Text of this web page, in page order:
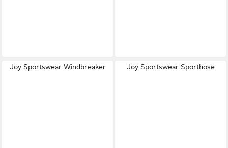
Joy Sportswear Windbreaker Joy Sportswear Sporthose